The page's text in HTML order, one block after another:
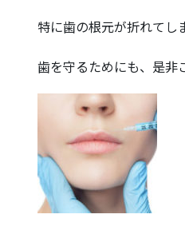
特に歯の根元が折れてし
歯を守るためにも、是非